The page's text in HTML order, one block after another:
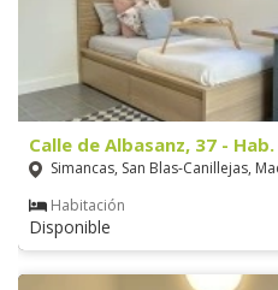
Calle de Albasanz, 37 -
Simancas, San Blas-Canillejas,
Habitación
Disponible